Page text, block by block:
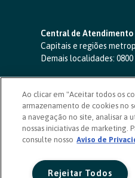
Central de Atendimento
Capitais e regiões
Demais localidades: 0800
SAC 24 horas-0800 724
Ouvidoria
0800 725 0996
(de
ouvidoriasicoob.com.br
Deficientes auditivos ou
Ao clicar em "Aceitar todos os
armazenamento de cookies no
a navegação no site, analisar a
nossas iniciativas de marketing.
consulte nosso Aviso de
Rejeitar Todos